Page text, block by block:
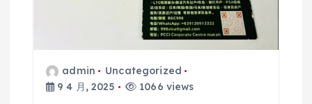
admin
Uncategorized
9 4 月, 2025
1066 views